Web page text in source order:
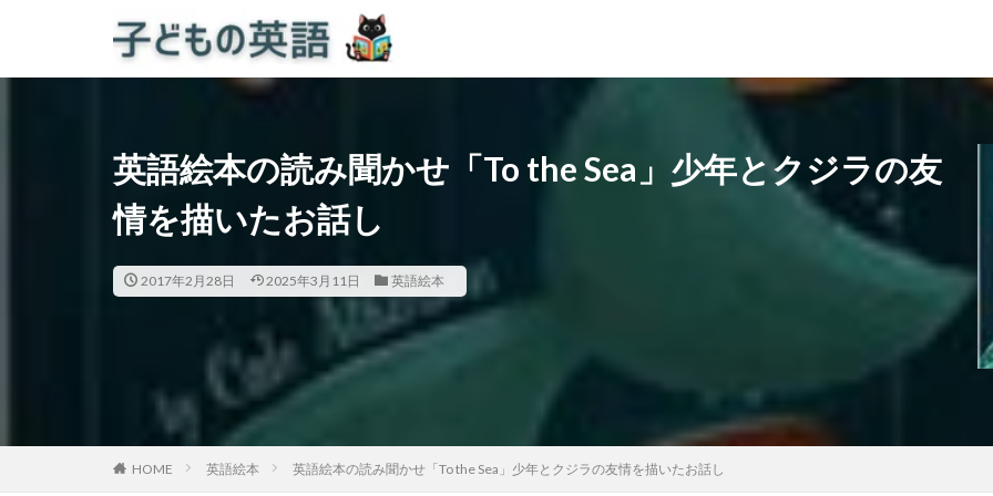
英語絵本の読み聞かせ「To the Sea」少年とクジラの友
情を描いたお話し
2017年2月28日 2025年3月11日 英語絵本
HOME 英語絵本 英語絵本の読み聞かせ「To the Sea」少年とクジラの友情を描いたお話し